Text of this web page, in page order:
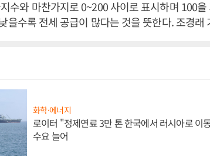
수와 마찬가지로 0~200 사이로 표시하며 100
을수록 전세 공급이 많다는 것을 뜻한다. 조경래
화학·에너지
로이터 "정제연료 3만 톤 한국에서 러시아로 이
수요 늘어